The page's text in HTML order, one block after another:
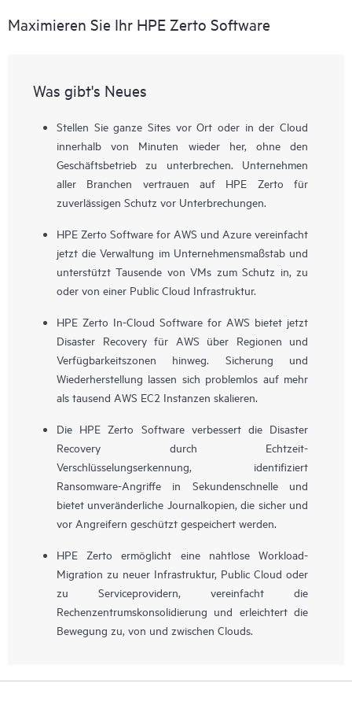
Maximieren Sie Ihr HPE Zerto Software
Was gibt's Neues
Stellen Sie ganze Sites vor Ort oder in der Cloud
innerhalb von Minuten wieder her, ohne den
Geschäftsbetrieb zu unterbrechen. Unternehmen
aller Branchen vertrauen auf HPE Zerto für
zuverlässigen Schutz vor Unterbrechungen.
HPE Zerto Software for AWS und Azure vereinfacht
jetzt die Verwaltung im Unternehmensmaßstab und
unterstützt Tausende von VMs zum Schutz in, zu
oder von einer Public Cloud Infrastruktur.
HPE Zerto In-Cloud Software for AWS bietet jetzt
Disaster Recovery für AWS über Regionen und
Verfügbarkeitszonen hinweg. Sicherung und
Wiederherstellung lassen sich problemlos auf mehr
als tausend AWS EC2 Instanzen skalieren.
Die HPE Zerto Software verbessert die Disaster
Recovery durch Echtzeit-
Verschlüsselungserkennung, identifiziert
Ransomware-Angriffe in Sekundenschnelle und
bietet unveränderliche Journalkopien, die sicher und
vor Angreifern geschützt gespeichert werden.
HPE Zerto ermöglicht eine nahtlose Workload-
Migration zu neuer Infrastruktur, Public Cloud oder
zu Serviceprovidern, vereinfacht die
Rechenzentrumskonsolidierung und erleichtert die
Bewegung zu, von und zwischen Clouds.